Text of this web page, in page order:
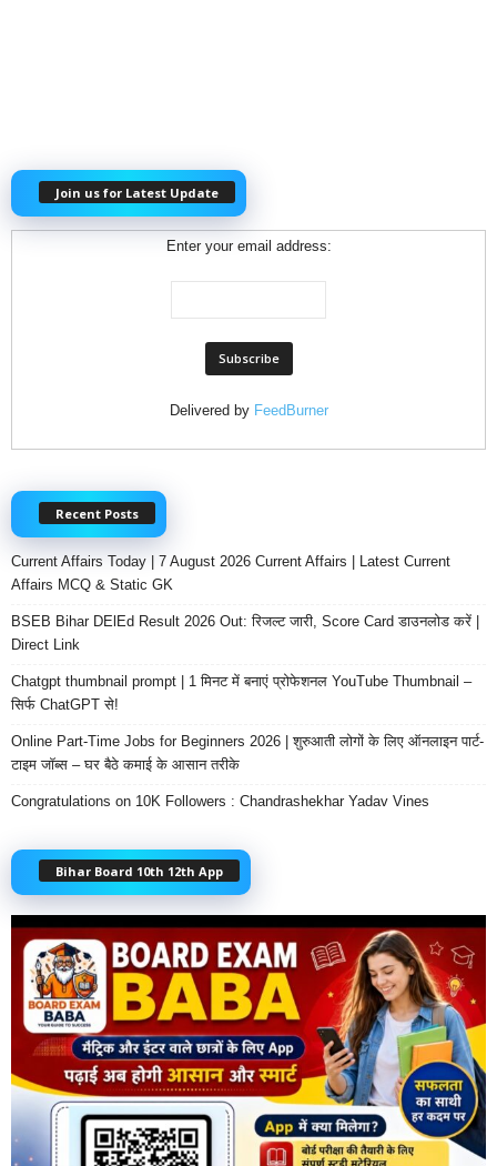
Join us for Latest Update
Enter your email address:
Delivered by FeedBurner
Recent Posts
Current Affairs Today | 7 August 2026 Current Affairs | Latest Current
Affairs MCQ & Static GK
BSEB Bihar DElEd Result 2026 Out: रिजल्ट जारी, Score Card डाउनलोड करें |
Direct Link
Chatgpt thumbnail prompt | 1 मिनट में बनाएं प्रोफेशनल YouTube Thumbnail –
सिर्फ ChatGPT से!
Online Part-Time Jobs for Beginners 2026 | शुरुआती लोगों के लिए ऑनलाइन पार्ट-
टाइम जॉब्स – घर बैठे कमाई के आसान तरीके
Congratulations on 10K Followers : Chandrashekhar Yadav Vines
Bihar Board 10th 12th App